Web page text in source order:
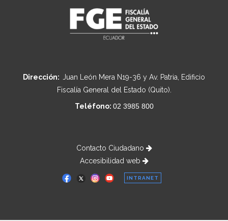
Dirección: Juan León Mera N19-36 y Av. Patria, Edificio
Fiscalía General del Estado (Quito).
Teléfono: 02 3985 800
Contacto Ciudadano
Accesibilidad web
INTRANET